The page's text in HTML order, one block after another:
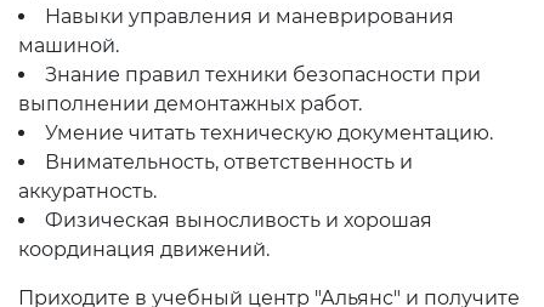
Навыки управления и маневрирования
машиной.
Знание правил техники безопасности при
выполнении демонтажных работ.
Умение читать техническую документацию.
Внимательность, ответственность и
аккуратность.
Физическая выносливость и хорошая
координация движений.
Приходите в учебный центр "Альянс" и получите